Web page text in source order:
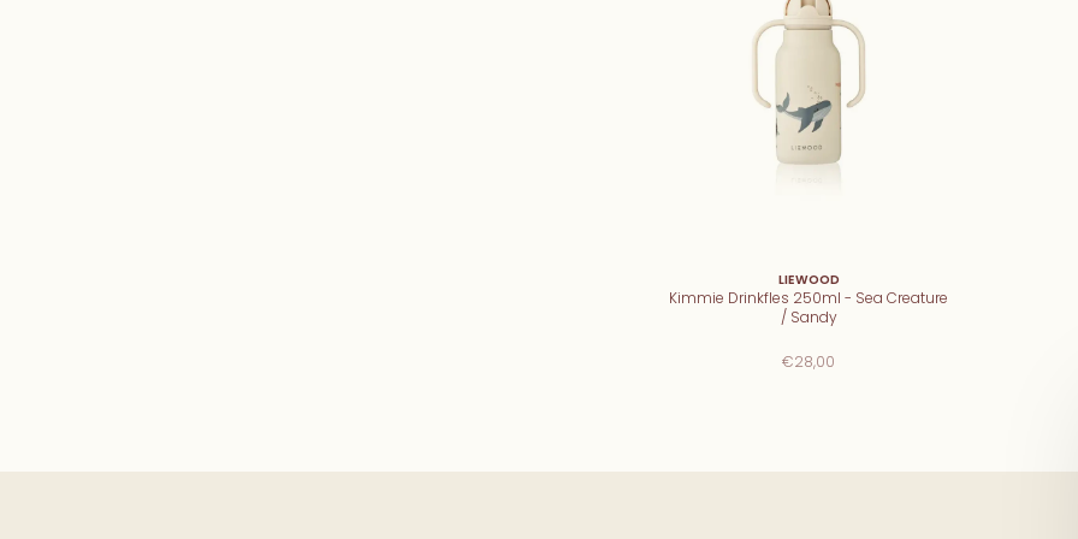
LIEWOOD
Kimmie Drinkfles 250ml - Sea Creature
/ Sandy
€28,00